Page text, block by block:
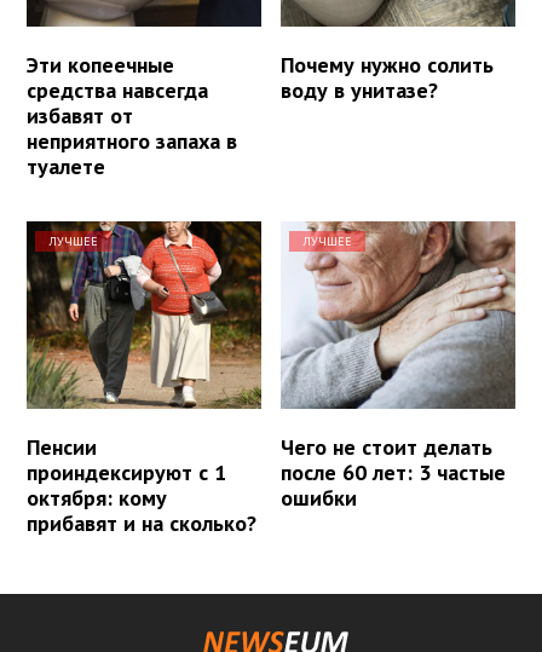
Эти копеечные
средства навсегда
избавят от
неприятного запаха в
туалете
Почему нужно солить
воду в унитазе?
ЛУЧШЕЕ
Пенсии
проиндексируют с 1
октября: кому
прибавят и на сколько?
ЛУЧШЕЕ
Чего не стоит делать
после 60 лет: 3 частые
ошибки